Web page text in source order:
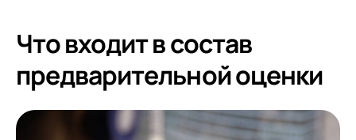
Что входит в состав
предварительной оценки